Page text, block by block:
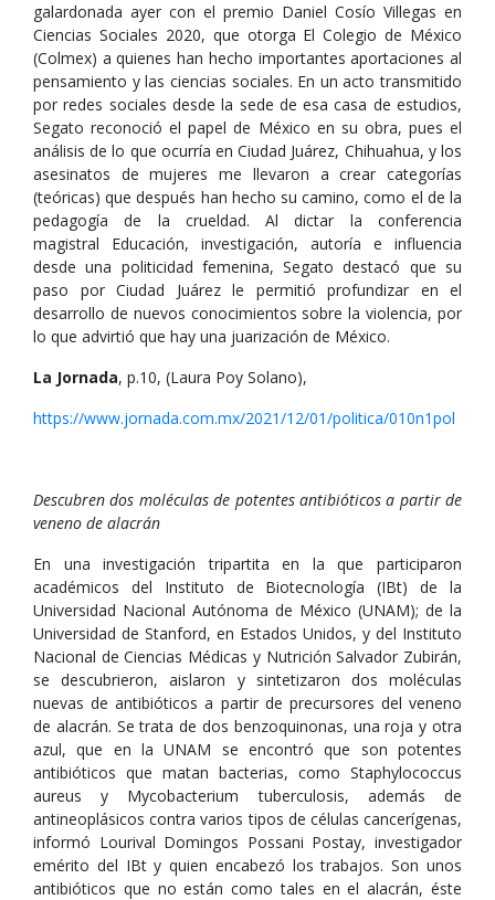
galardonada ayer con el premio Daniel Cosío Villegas en
Ciencias Sociales 2020, que otorga El Colegio de México
(Colmex) a quienes han hecho importantes aportaciones al
pensamiento y las ciencias sociales. En un acto transmitido
por redes sociales desde la sede de esa casa de estudios,
Segato reconoció el papel de México en su obra, pues el
análisis de lo que ocurría en Ciudad Juárez, Chihuahua, y los
asesinatos de mujeres me llevaron a crear categorías
(teóricas) que después han hecho su camino, como el de la
pedagogía de la crueldad. Al dictar la conferencia
magistral Educación, investigación, autoría e influencia
desde una politicidad femenina, Segato destacó que su
paso por Ciudad Juárez le permitió profundizar en el
desarrollo de nuevos conocimientos sobre la violencia, por
lo que advirtió que hay una juarización de México.
La Jornada, p.10, (Laura Poy Solano),
https://www.jornada.com.mx/2021/12/01/politica/010n1pol
Descubren dos moléculas de potentes antibióticos a partir de
veneno de alacrán
En una investigación tripartita en la que participaron
académicos del Instituto de Biotecnología (IBt) de la
Universidad Nacional Autónoma de México (UNAM); de la
Universidad de Stanford, en Estados Unidos, y del Instituto
Nacional de Ciencias Médicas y Nutrición Salvador Zubirán,
se descubrieron, aislaron y sintetizaron dos moléculas
nuevas de antibióticos a partir de precursores del veneno
de alacrán. Se trata de dos benzoquinonas, una roja y otra
azul, que en la UNAM se encontró que son potentes
antibióticos que matan bacterias, como Staphylococcus
aureus y Mycobacterium tuberculosis, además de
antineoplásicos contra varios tipos de células cancerígenas,
informó Lourival Domingos Possani Postay, investigador
emérito del IBt y quien encabezó los trabajos. Son unos
antibióticos que no están como tales en el alacrán, éste